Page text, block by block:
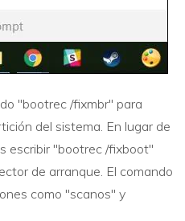
"bootrec /fixmbr" para
del sistema. En lugar de
escribir "bootrec /fixboot"
de arranque. El comando
como "scanos" y